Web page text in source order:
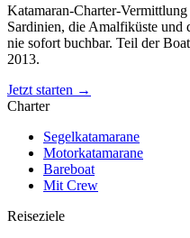
Katamaran-Charter-
Sardinien, die Amalfiküste
nie sofort buchbar. Teil der
2013.
Jetzt starten →
Charter
Segelkatamarane
Motorkatamarane
Bareboat
Mit Crew
Reiseziele